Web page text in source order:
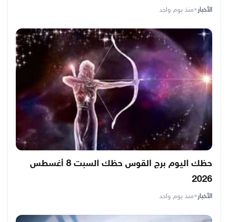
الأخبار•منذ يوم واحد
حظك اليوم برج القوس حظك السبت 8 أغسطس
2026
الأخبار•منذ يوم واحد